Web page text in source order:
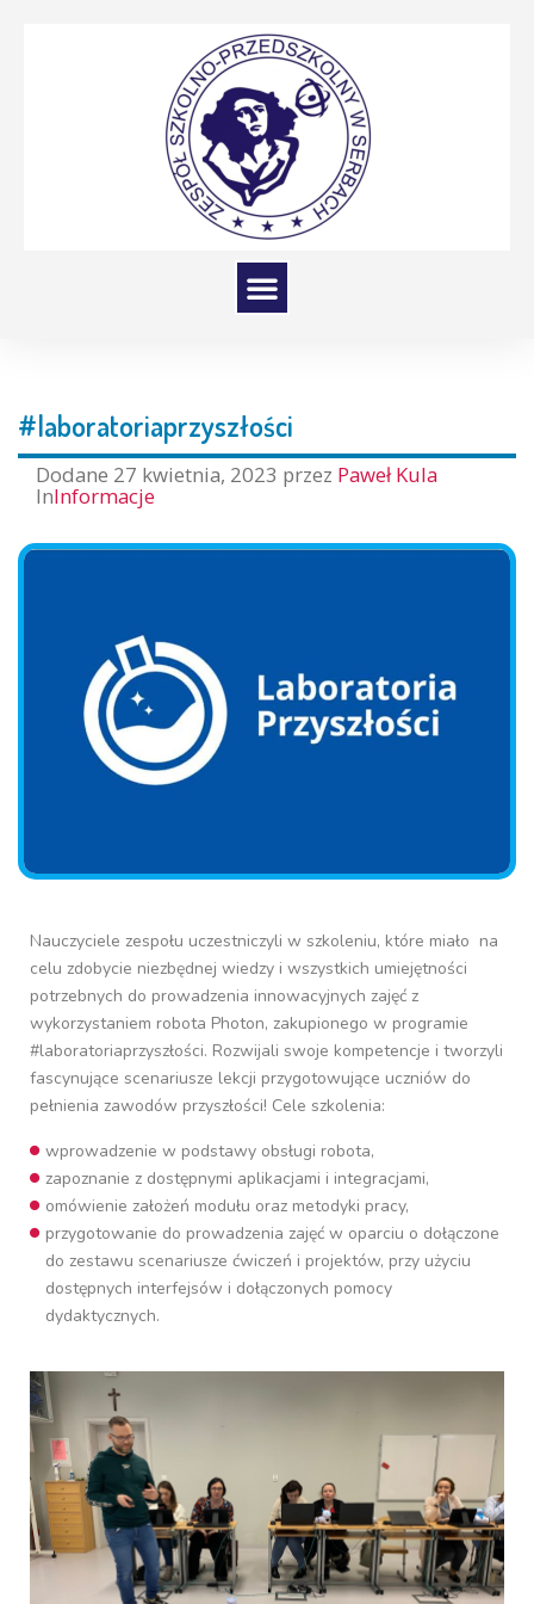
#laboratoriaprzyszłości
Dodane 27 kwietnia, 2023 przez Paweł Kula
InInformacje
Nauczyciele zespołu uczestniczyli w szkoleniu, które miało na
celu zdobycie niezbędnej wiedzy i wszystkich umiejętności
potrzebnych do prowadzenia innowacyjnych zajęć z
wykorzystaniem robota Photon, zakupionego w programie
#laboratoriaprzyszłości. Rozwijali swoje kompetencje i tworzyli
fascynujące scenariusze lekcji przygotowujące uczniów do
pełnienia zawodów przyszłości! Cele szkolenia:
wprowadzenie w podstawy obsługi robota,
zapoznanie z dostępnymi aplikacjami i integracjami,
omówienie założeń modułu oraz metodyki pracy,
przygotowanie do prowadzenia zajęć w oparciu o dołączone
do zestawu scenariusze ćwiczeń i projektów, przy użyciu
dostępnych interfejsów i dołączonych pomocy
dydaktycznych.